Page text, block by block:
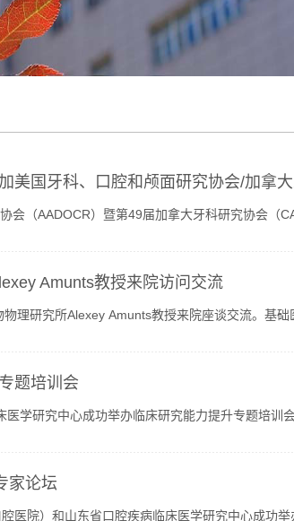
美国牙科、口腔和颅面研究协会/加拿
会（AADOCR）暨第49届加拿大牙科研究协会（
Amunts教授来院访问交流
理研究所Alexey Amunts教授来院座谈交流。基
题培训会
学研究中心成功举办临床研究能力提升专题培训
家论坛
医院）和山东省口腔疾病临床医学研究中心成功